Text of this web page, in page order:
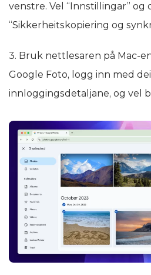
venstre. Vel “Innstillingar” og
“Sikkerheitskopiering og
3. Bruk nettlesaren på Mac-
Google Foto, logg inn med
innloggingsdetaljane, og vel